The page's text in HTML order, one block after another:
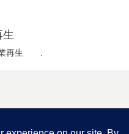
再生
業再生 .